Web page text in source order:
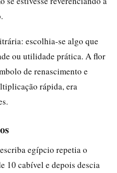
escolhia-se algo que
ou utilidade prática. A flor
de renascimento e
rápida, era
egípcio repetia o
10 cabível e depois descia